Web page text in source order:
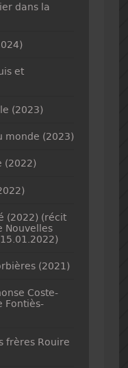
dans la
et
(2023)
monde (2023)
(2022)
(2022) (récit
Nouvelles
(2021)
Coste-
Fontiès-
frères Rouire